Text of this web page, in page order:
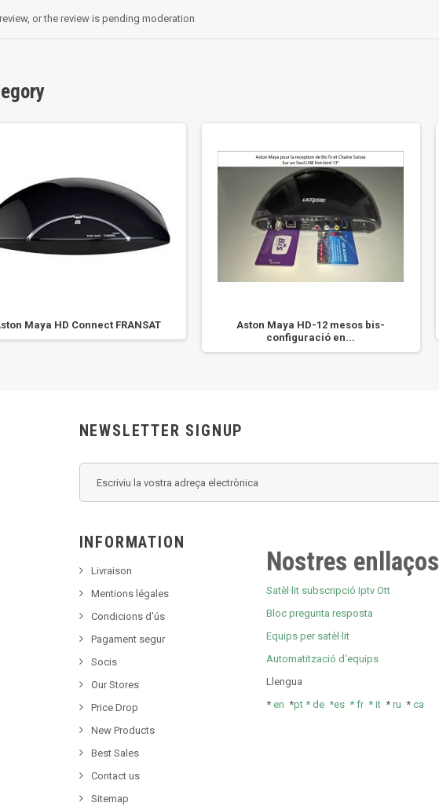
or the review is pending moderation
Maya HD Connect FRANSAT
Aston Maya HD-12 mesos bis-
configuració en...
NEWSLETTER SIGNUP
INFORMATION
Livraison
Mentions légales
Condicions d'ús
Pagament segur
Socis
Our Stores
Price Drop
New Products
Best Sales
Contact us
Sitemap
Nostres enllaços
Satèl·lit subscripció Iptv Ott
Bloc pregunta resposta
Equips per satèl·lit
Automatització d'equips
Llengua
*en *pt * de *es *fr*it *ru *ca